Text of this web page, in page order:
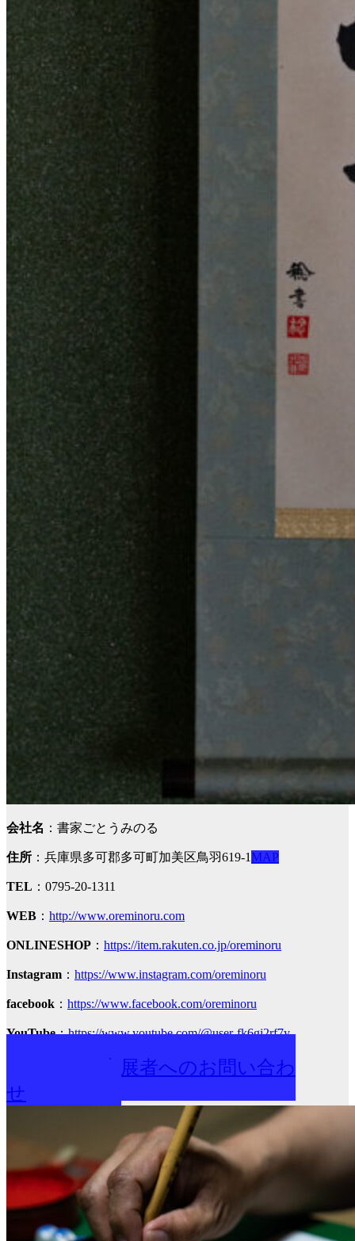
会社名 ：書家ごとうみのる
住所 ：兵庫県多可郡多可町加美区鳥羽619-1 MAP
TEL ：0795-20-1311
WEB ： http://www.oreminoru.com
ONLINESHOP ： https://item.rakuten.co.jp/oreminoru
Instagram ： https://www.instagram.com/oreminoru
facebook ： https://www.facebook.com/oreminoru
YouTube：https://www.youtube.com/@user-fk6gi2rf7y
出展者へのお問い合わ
せ